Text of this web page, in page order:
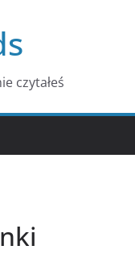
czytałeś